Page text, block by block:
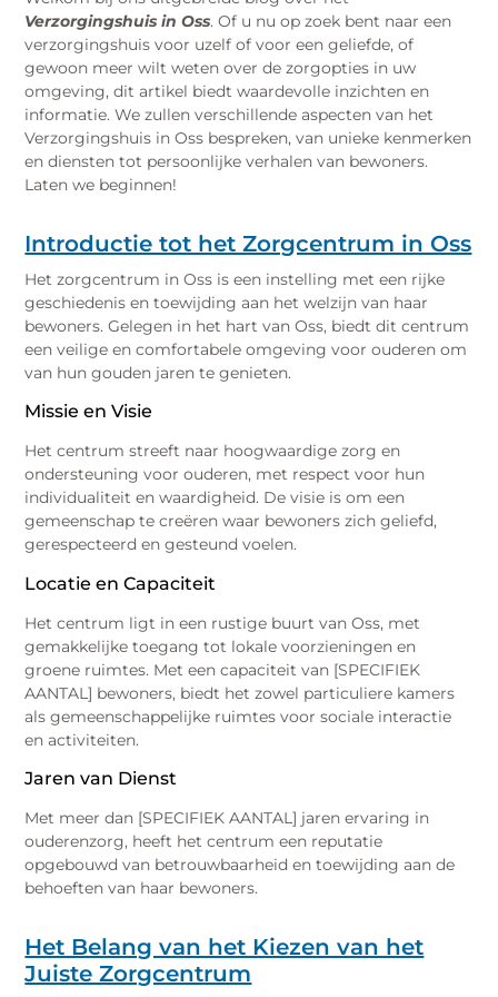
Verzorgingshuis in Oss. Of u nu op zoek bent naar een
verzorgingshuis voor uzelf of voor een geliefde, of
gewoon meer wilt weten over de zorgopties in uw
omgeving, dit artikel biedt waardevolle inzichten en
informatie. We zullen verschillende aspecten van het
Verzorgingshuis in Oss bespreken, van unieke kenmerken
en diensten tot persoonlijke verhalen van bewoners.
Laten we beginnen!
Introductie tot het Zorgcentrum in Oss
Het zorgcentrum in Oss is een instelling met een rijke
geschiedenis en toewijding aan het welzijn van haar
bewoners. Gelegen in het hart van Oss, biedt dit centrum
een veilige en comfortabele omgeving voor ouderen om
van hun gouden jaren te genieten.
Missie en Visie
Het centrum streeft naar hoogwaardige zorg en
ondersteuning voor ouderen, met respect voor hun
individualiteit en waardigheid. De visie is om een
gemeenschap te creëren waar bewoners zich geliefd,
gerespecteerd en gesteund voelen.
Locatie en Capaciteit
Het centrum ligt in een rustige buurt van Oss, met
gemakkelijke toegang tot lokale voorzieningen en
groene ruimtes. Met een capaciteit van [SPECIFIEK
AANTAL] bewoners, biedt het zowel particuliere kamers
als gemeenschappelijke ruimtes voor sociale interactie
en activiteiten.
Jaren van Dienst
Met meer dan [SPECIFIEK AANTAL] jaren ervaring in
ouderenzorg, heeft het centrum een reputatie
opgebouwd van betrouwbaarheid en toewijding aan de
behoeften van haar bewoners.
Het Belang van het Kiezen van het
Juiste Zorgcentrum